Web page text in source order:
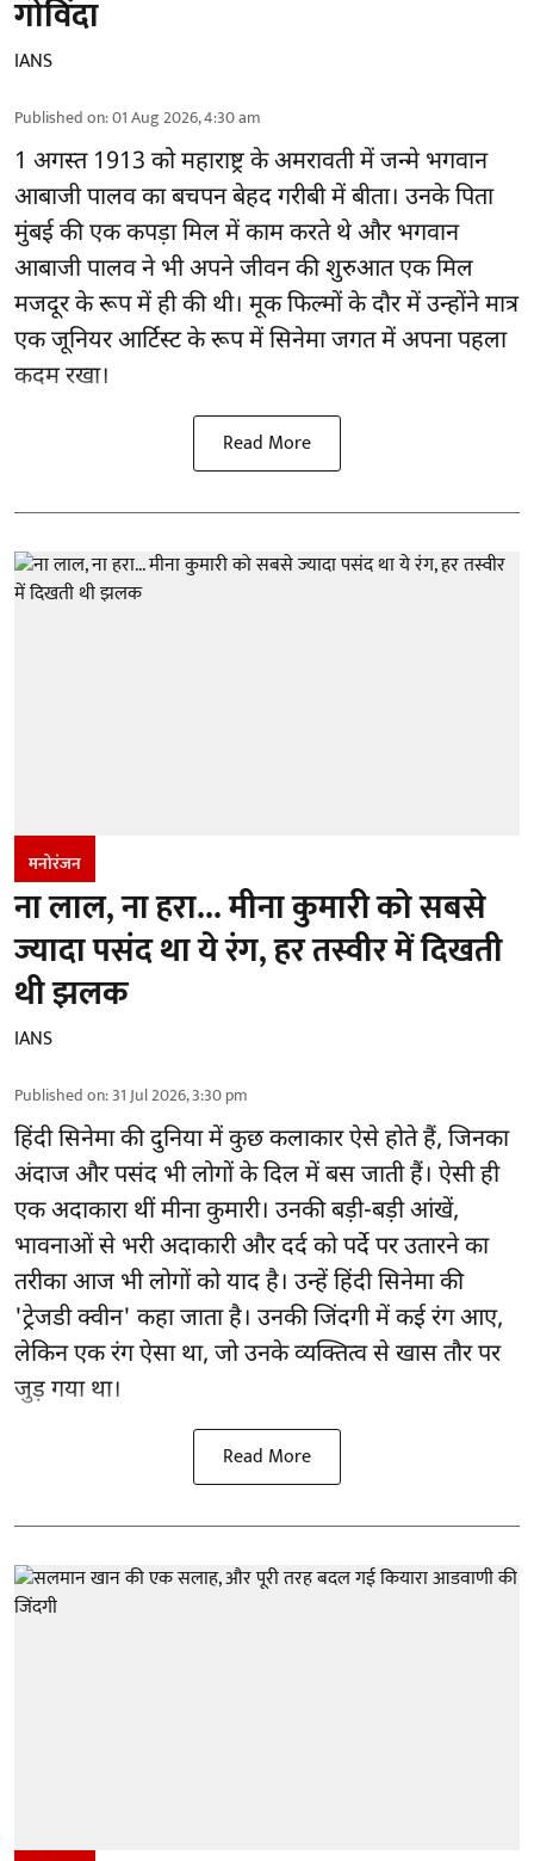
गोविंदा
IANS
Published on:01 Aug 2026, 4:30 am
1 अगस्त 1913 को महाराष्ट्र के अमरावती में जन्मे भगवान
आबाजी पालव का बचपन बेहद गरीबी में बीता। उनके पिता
मुंबई की एक कपड़ा मिल में काम करते थे और भगवान
आबाजी पालव ने भी अपने जीवन की शुरुआत एक मिल
मजदूर के रूप में ही की थी। मूक फिल्मों के दौर में उन्होंने मात्र
एक जूनियर आर्टिस्ट के रूप में सिनेमा जगत में अपना पहला
कदम रखा।
Read More
मनोरंजन
ना लाल, ना हरा... मीना कुमारी को सबसे
ज्यादा पसंद था ये रंग, हर तस्वीर में दिखती
थी झलक
IANS
Published on:31 Jul 2026, 3:30 pm
हिंदी सिनेमा की दुनिया में कुछ कलाकार ऐसे होते हैं, जिनका
अंदाज और पसंद भी लोगों के दिल में बस जाती हैं। ऐसी ही
एक अदाकारा थीं मीना कुमारी। उनकी बड़ी-बड़ी आंखें,
भावनाओं से भरी अदाकारी और दर्द को पर्दे पर उतारने का
तरीका आज भी लोगों को याद है। उन्हें हिंदी सिनेमा की
'ट्रेजडी क्वीन' कहा जाता है। उनकी जिंदगी में कई रंग आए,
लेकिन एक रंग ऐसा था, जो उनके व्यक्तित्व से खास तौर पर
जुड़ गया था।
Read More